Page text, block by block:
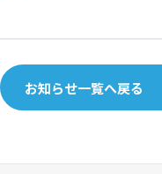
お知らせ一覧へ戻る